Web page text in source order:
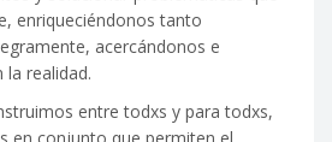
enriqueciéndonos tanto
acercándonos e
realidad.
entre todxs y para todxs,